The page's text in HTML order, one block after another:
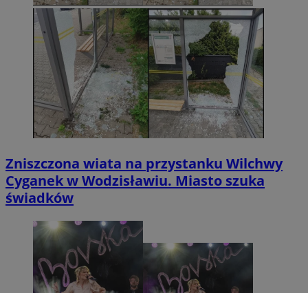
Zniszczona wiata na przystanku Wilchwy
Cyganek w Wodzisławiu. Miasto szuka
świadków